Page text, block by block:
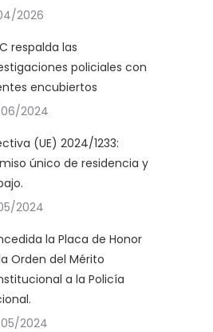
2026
respalda las
policiales con
encubiertos
2024
(UE) 2024/1233:
único de residencia y
2024
la Placa de Honor
Orden del Mérito
a la Policía
2024